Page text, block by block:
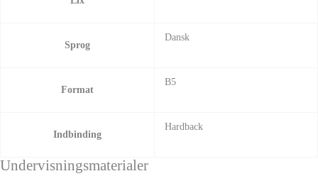
Sprog
Dansk
Format
B5
Indbinding
Hardback
Undervisningsmaterialer